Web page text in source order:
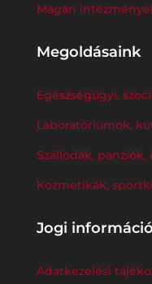
Magán
Megoldásaink
Egészségügyi,
Laboratóriumok,
Szállodák,
Kozmetikák,
Jogi
Adatkezelési